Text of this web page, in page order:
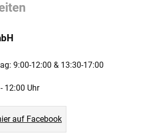
9:00-12:00 ­& 13:30-17:00
12:00 Uhr
auf Facebook